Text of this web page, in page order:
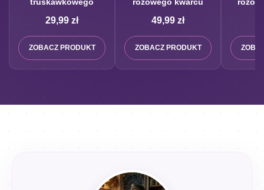
29,99 zł
ZOBACZ PRODUKT
49,99 zł
ZOBACZ PRODUKT